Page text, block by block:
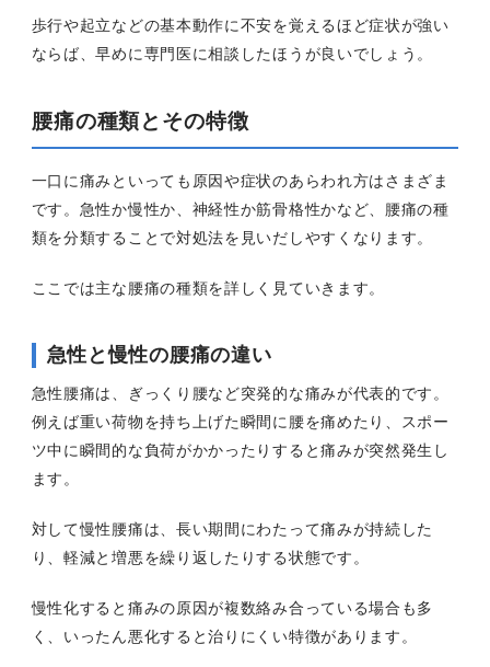
歩行や起立などの基本動作に不安を覚えるほど症状が強い
ならば、早めに専門医に相談したほうが良いでしょう。
腰痛の種類とその特徴
一口に痛みといっても原因や症状のあらわれ方はさまざま
です。急性か慢性か、神経性か筋骨格性かなど、腰痛の種
類を分類することで対処法を見いだしやすくなります。
ここでは主な腰痛の種類を詳しく見ていきます。
急性と慢性の腰痛の違い
急性腰痛は、ぎっくり腰など突発的な痛みが代表的です。
例えば重い荷物を持ち上げた瞬間に腰を痛めたり、スポー
ツ中に瞬間的な負荷がかかったりすると痛みが突然発生し
ます。
対して慢性腰痛は、長い期間にわたって痛みが持続した
り、軽減と増悪を繰り返したりする状態です。
慢性化すると痛みの原因が複数絡み合っている場合も多
く、いったん悪化すると治りにくい特徴があります。